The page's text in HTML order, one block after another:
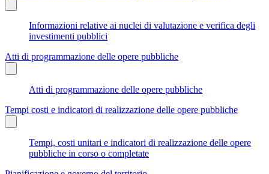
Informazioni relative ai nuclei di valutazione e verifica degli
investimenti pubblici
Atti di programmazione delle opere pubbliche
Atti di programmazione delle opere pubbliche
Tempi costi e indicatori di realizzazione delle opere pubbliche
Tempi, costi unitari e indicatori di realizzazione delle opere
pubbliche in corso o completate